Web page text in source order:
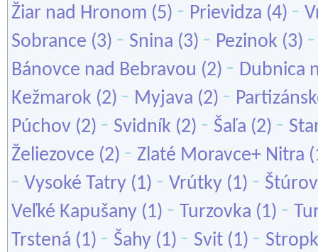
Žiar nad Hronom (5) - Prievidza (4) -
Sobrance (3) - Snina (3) - Pezinok (3)
Bánovce nad Bebravou (2) - Dubnica
Kežmarok (2) - Myjava (2) -
Púchov (2) - Svidník (2) - Šaľa (2) -
Želiezovce (2) - Zlaté Moravce+ Nitra
- Vysoké Tatry (1) - Vrútky (1) -
Veľké Kapušany (1) - Turzovka (1) -
Trstená (1) - Šahy (1) - Svit (1) -